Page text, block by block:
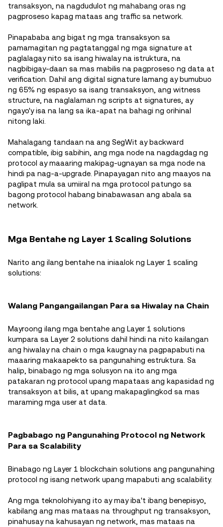
transaksyon, na nagdudulot ng mahabang oras ng
pagproseso kapag mataas ang traffic sa network.
Pinapababa ang bigat ng mga transaksyon sa
pamamagitan ng pagtatanggal ng mga signature at
paglalagay nito sa isang hiwalay na istruktura, na
nagbibigay-daan sa mas mabilis na pagproseso ng data at
verification. Dahil ang digital signature lamang ay bumubuo
ng 65% ng espasyo sa isang transaksyon, ang witness
structure, na naglalaman ng scripts at signatures, ay
ngayo'y isa na lang sa ika-apat na bahagi ng orihinal
nitong laki.
Mahalagang tandaan na ang SegWit ay backward
compatible, ibig sabihin, ang mga node na nagdagdag ng
protocol ay maaaring makipag-ugnayan sa mga node na
hindi pa nag-a-upgrade. Pinapayagan nito ang maayos na
paglipat mula sa umiiral na mga protocol patungo sa
bagong protocol habang binabawasan ang abala sa
network.
Mga Bentahe ng Layer 1 Scaling Solutions
Narito ang ilang bentahe na iniaalok ng Layer 1 scaling
solutions:
Walang Pangangailangan Para sa Hiwalay na Chain
Mayroong ilang mga bentahe ang Layer 1 solutions
kumpara sa Layer 2 solutions dahil hindi na nito kailangan
ang hiwalay na chain o mga kaugnay na pagpapabuti na
maaaring makaapekto sa pangunahing estruktura. Sa
halip, binabago ng mga solusyon na ito ang mga
patakaran ng protocol upang mapataas ang kapasidad ng
transaksyon at bilis, at upang makapaglingkod sa mas
maraming mga user at data.
Pagbabago ng Pangunahing Protocol ng Network
Para sa Scalability
Binabago ng Layer 1 blockchain solutions ang pangunahing
protocol ng isang network upang mapabuti ang scalability.
Ang mga teknolohiyang ito ay may iba't ibang benepisyo,
kabilang ang mas mataas na throughput ng transaksyon,
pinahusay na kahusayan ng network, mas mataas na